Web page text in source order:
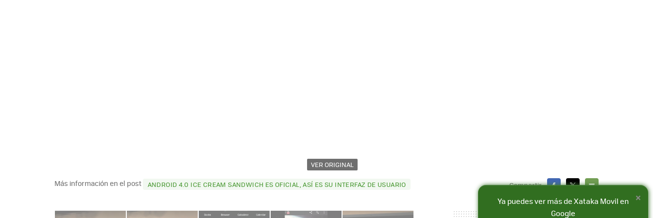
VER ORIGINAL
Compartir
FACEBOOK
X
E-
Más información en el post ANDROID 4.0 ICE CREAM SANDWICH ES OFICIAL, ASÍ ES SU INTERFAZ DE USUARIO
×
Ya puedes ver más de Xataka Movil en
Google